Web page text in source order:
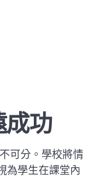
成功
可分。學校將情
為學生在課堂內